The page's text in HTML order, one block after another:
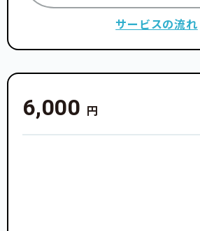
サービスの流れ
6,000 円